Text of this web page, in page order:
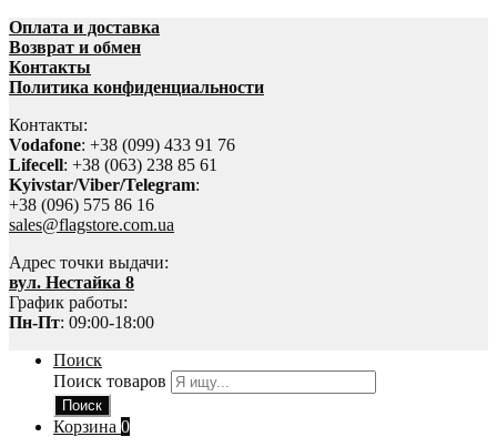
Оплата и доставка
Возврат и обмен
Контакты
Политика конфиденциальности
Контакты:
Vodafone: +38 (099) 433 91 76
Lifecell: +38 (063) 238 85 61
Kyivstar/Viber/Telegram:
+38 (096) 575 86 16
sales@flagstore.com.ua
Адрес точки выдачи:
вул. Нестайка 8
График работы:
Пн-Пт: 09:00-18:00
Поиск
Поиск товаров
Поиск
Корзина 0